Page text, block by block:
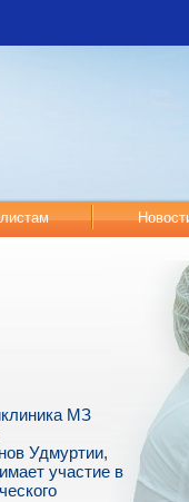
МЗ
Удмуртии,
участие в